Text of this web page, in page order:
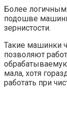
Более
подошве
зернистости.
Такие машинки
позволяют
мала, хотя
работать при